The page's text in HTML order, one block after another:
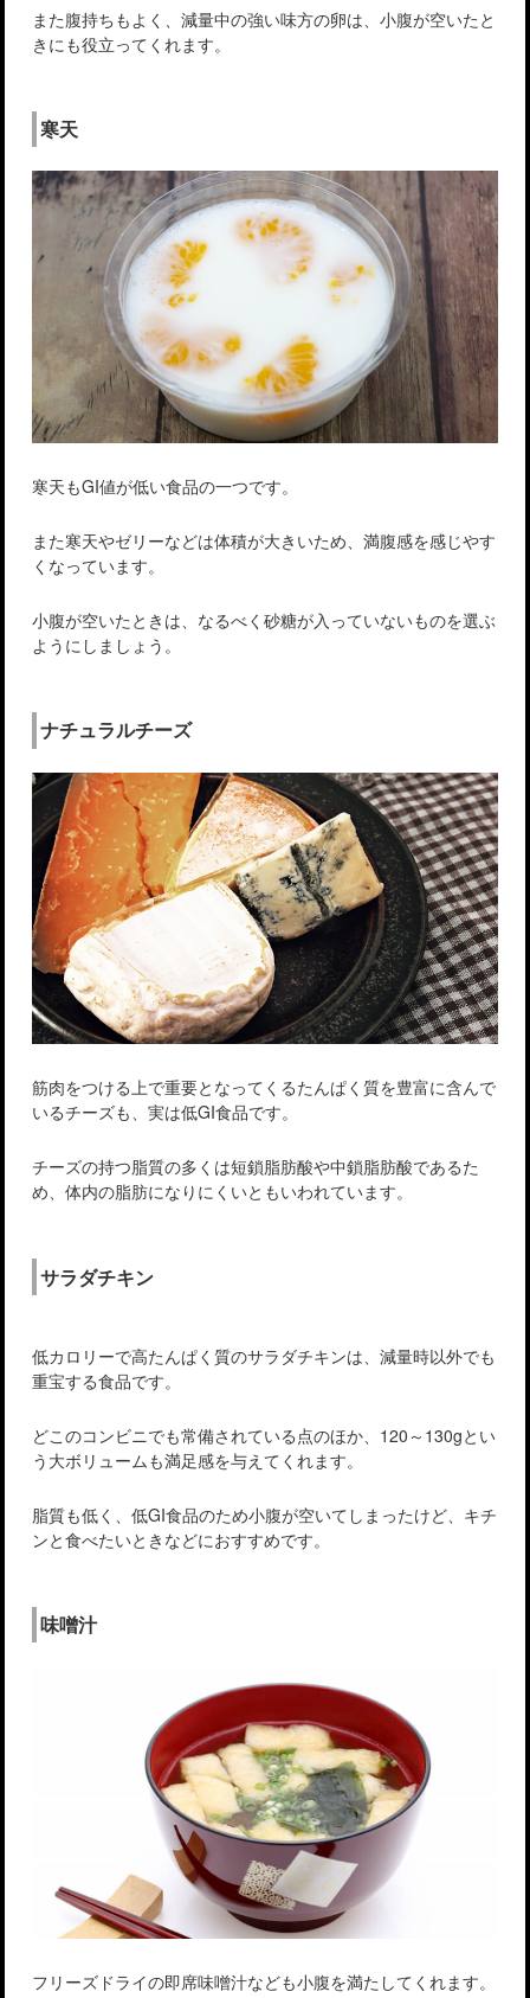
また腹持ちもよく、減量中の強い味方の卵は、小腹が空いたと
きにも役立ってくれます。
寒天
寒天もGI値が低い食品の一つです。
また寒天やゼリーなどは体積が大きいため、満腹感を感じやす
くなっています。
小腹が空いたときは、なるべく砂糖が入っていないものを選ぶ
ようにしましょう。
ナチュラルチーズ
筋肉をつける上で重要となってくるたんぱく質を豊富に含んで
いるチーズも、実は低GI食品です。
チーズの持つ脂質の多くは短鎖脂肪酸や中鎖脂肪酸であるた
め、体内の脂肪になりにくいともいわれています。
サラダチキン
低カロリーで高たんぱく質のサラダチキンは、減量時以外でも
重宝する食品です。
どこのコンビニでも常備されている点のほか、120～130gとい
う大ボリュームも満足感を与えてくれます。
脂質も低く、低GI食品のため小腹が空いてしまったけど、キチ
ンと食べたいときなどにおすすめです。
味噌汁
フリーズドライの即席味噌汁なども小腹を満たしてくれます。